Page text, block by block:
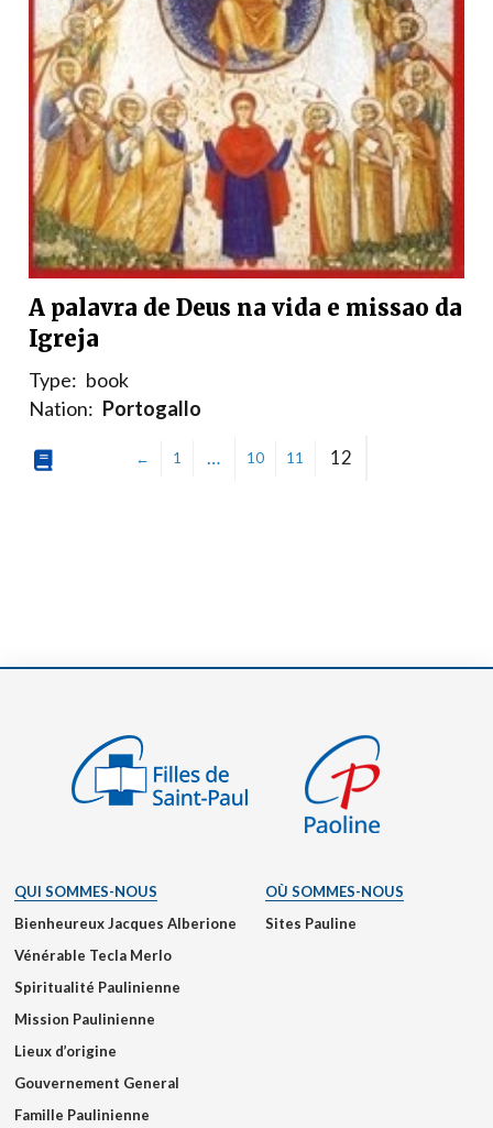
A palavra de Deus na vida e missao da
Igreja
Type: book
Nation: Portogallo
← 1 … 10 11 12
QUI SOMMES-NOUS
Bienheureux Jacques Alberione
Vénérable Tecla Merlo
Spiritualité Paulinienne
Mission Paulinienne
Lieux d’origine
Gouvernement General
Famille Paulinienne
OÙ SOMMES-NOUS
Sites Pauline